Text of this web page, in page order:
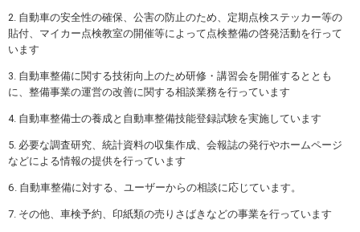
自動車の安全性の確保、公害の防止のため、定期点検ステッカー等の
貼付、マイカー点検教室の開催等によって点検整備の啓発活動を行って
います
自動車整備に関する技術向上のため研修・講習会を開催するととも
に、整備事業の運営の改善に関する相談業務を行っています
自動車整備士の養成と自動車整備技能登録試験を実施しています
必要な調査研究、統計資料の収集作成、会報誌の発行やホームページ
などによる情報の提供を行っています
自動車整備に対する、ユーザーからの相談に応じています。
その他、車検予約、印紙類の売りさばきなどの事業を行っています